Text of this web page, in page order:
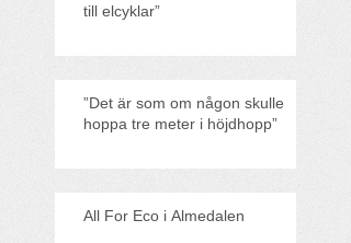
till elcyklar”
”Det är som om någon skulle
hoppa tre meter i höjdhopp”
All For Eco i Almedalen